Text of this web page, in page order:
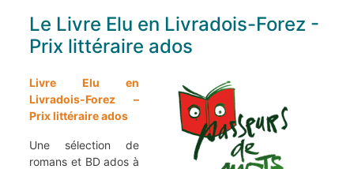
Le Livre Elu en Livradois-Forez -
Prix littéraire ados
Livre Elu en
Livradois-Forez –
Prix littéraire ados
Une sélection de
romans et BD ados à